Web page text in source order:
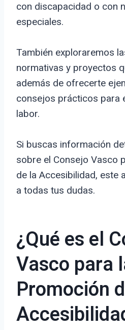
con discapacidad o con
especiales.
También exploraremos
normativas y proyectos
además de ofrecerte
consejos prácticos para
labor.
Si buscas información
sobre el Consejo Vasco
de la Accesibilidad, este
a todas tus dudas.
¿Qué es el
Vasco para
Promoción